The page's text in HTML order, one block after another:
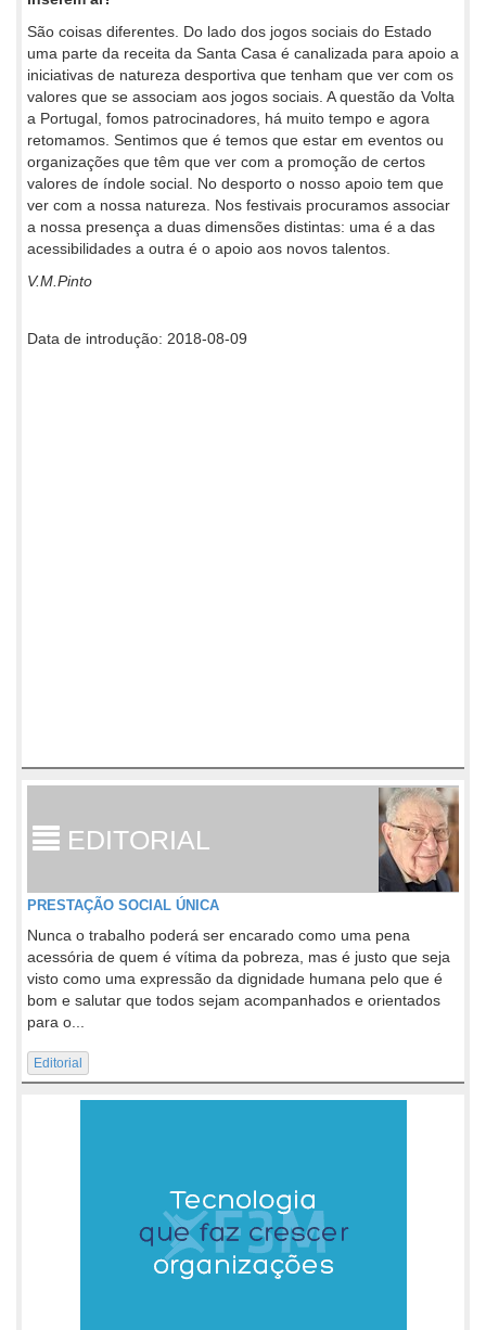
São coisas diferentes. Do lado dos jogos sociais do Estado
uma parte da receita da Santa Casa é canalizada para apoio a
iniciativas de natureza desportiva que tenham que ver com os
valores que se associam aos jogos sociais. A questão da Volta
a Portugal, fomos patrocinadores, há muito tempo e agora
retomamos. Sentimos que é temos que estar em eventos ou
organizações que têm que ver com a promoção de certos
valores de índole social. No desporto o nosso apoio tem que
ver com a nossa natureza. Nos festivais procuramos associar
a nossa presença a duas dimensões distintas: uma é a das
acessibilidades a outra é o apoio aos novos talentos.
V.M.Pinto
Data de introdução: 2018-08-09
EDITORIAL
PRESTAÇÃO SOCIAL ÚNICA
Nunca o trabalho poderá ser encarado como uma pena
acessória de quem é vítima da pobreza, mas é justo que seja
visto como uma expressão da dignidade humana pelo que é
bom e salutar que todos sejam acompanhados e orientados
para o...
Editorial